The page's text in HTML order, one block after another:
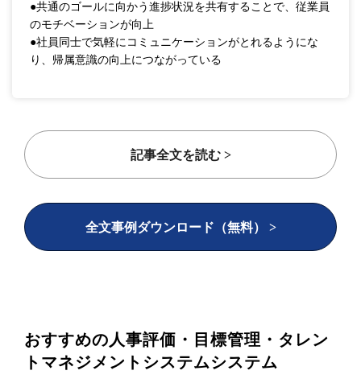
●共通のゴールに向かう進捗状況を共有することで、従業員
のモチベーションが向上
●社員同士で気軽にコミュニケーションがとれるようにな
り、帰属意識の向上につながっている
記事全文を読む >
全文事例ダウンロード（無料） >
おすすめの人事評価・目標管理・タレン
トマネジメントシステムシステム